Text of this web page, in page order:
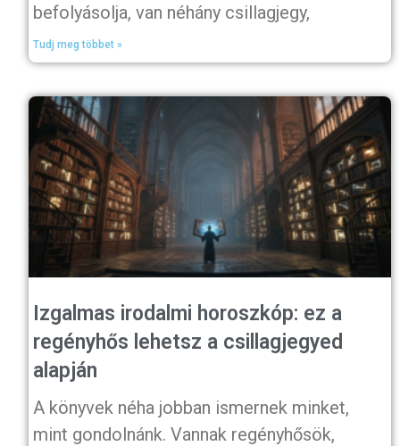
befolyásolja, van néhány csillagjegy,
Tudj meg többet »
Izgalmas irodalmi horoszkóp: ez a
regényhős lehetsz a csillagjegyed
alapján
A könyvek néha jobban ismernek minket,
mint gondolnánk. Vannak regényhősök,